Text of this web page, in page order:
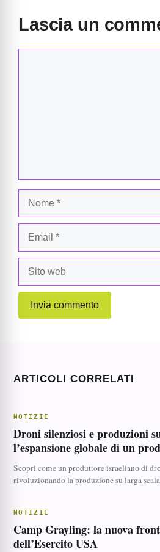
Lascia un
web
ARTICOLI CORRELATI
NOTIZIE
Droni silenziosi e produzioni
l’espansione globale di un
Scopri come un produttore israeliano di
rivoluzionando la produzione su larga
NOTIZIE
Camp Grayling: la nuova
dell’Esercito USA